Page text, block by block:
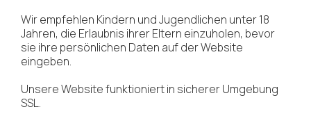
Wir empfehlen Kindern und Jugendlichen unter 18
Jahren, die Erlaubnis ihrer Eltern einzuholen, bevor
sie ihre persönlichen Daten auf der Website
eingeben.
Unsere Website funktioniert in sicherer Umgebung
SSL.